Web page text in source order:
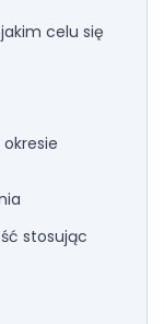
celu się
stosując